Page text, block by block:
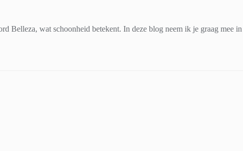
Belleza, wat schoonheid betekent. In deze blog neem ik je graag mee